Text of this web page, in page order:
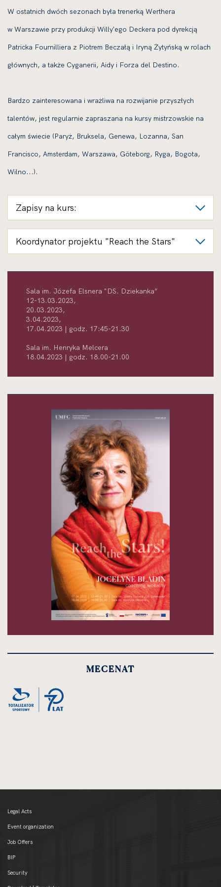
W ostatnich dwóch sezonach była trenerką Werthera
w Warszawie przy produkcji Willy'ego Deckera pod dyrekcją
Patricka Fournilliera z Piotrem Beczałą i Iryną Żytyńską w rolach
głównych, a także Cyganerii, Aidy i Forza del Destino.
Bardzo zainteresowana i wrażliwa na rozwijanie przyszłych
talentów, jest regularnie zapraszana na kursy mistrzowskie na
całym świecie (Paryż, Bruksela, Genewa, Lozanna, San
Francisco, Amsterdam, Warszawa, Göteborg, Ryga, Bogota,
Wilno...).
Zapisy na kurs:
Koordynator projektu "Reach the Stars"
Sala im. Józefa Elsnera "DS. Dziekanka”
12-13.03.2023,
20.03.2023,
3.04.2023,
17.04.2023 | godz. 17:45-21.30
Sala im. Henryka Melcera
18.04.2023 | godz. 18.00-21.00
MECENAT
Legal Acts
Event organization
Job Offers
BIP
Security